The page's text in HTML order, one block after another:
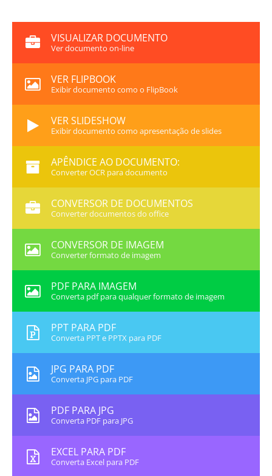
VISUALIZAR DOCUMENTO
Ver documento on-line
VER FLIPBOOK
Exibir documento como o FlipBook
VER SLIDESHOW
Exibir documento como apresentação de slides
APÊNDICE AO DOCUMENTO:
Converter OCR para documento
CONVERSOR DE DOCUMENTOS
Converter documentos do office
CONVERSOR DE IMAGEM
Converter formato de imagem
PDF PARA IMAGEM
Converta pdf para qualquer formato de imagem
PPT PARA PDF
Converta PPT e PPTX para PDF
JPG PARA PDF
Converta JPG para PDF
PDF PARA JPG
Converta PDF para JPG
EXCEL PARA PDF
Converta Excel para PDF